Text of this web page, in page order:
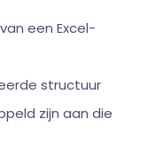
een Excel-
structuur
zijn aan die